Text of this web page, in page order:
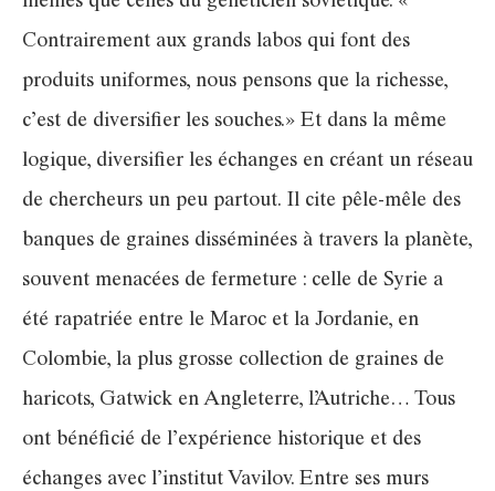
Contrairement aux grands labos qui font des
produits uniformes, nous pensons que la richesse,
c’est de diversifier les souches.» Et dans la même
logique, diversifier les échanges en créant un réseau
de chercheurs un peu partout. Il cite pêle-mêle des
banques de graines disséminées à travers la planète,
souvent menacées de fermeture : celle de Syrie a
été rapatriée entre le Maroc et la Jordanie, en
Colombie, la plus grosse collection de graines de
haricots, Gatwick en Angleterre, l’Autriche… Tous
ont bénéficié de l’expérience historique et des
échanges avec l’institut Vavilov. Entre ses murs